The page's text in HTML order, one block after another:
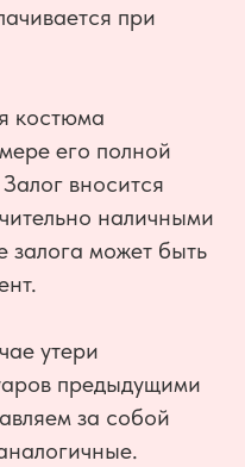
при
костюма
его полной
вносится
наличными
залога может быть
утери
предыдущими
за собой